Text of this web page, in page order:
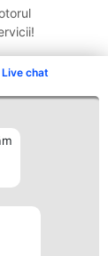
Live chat